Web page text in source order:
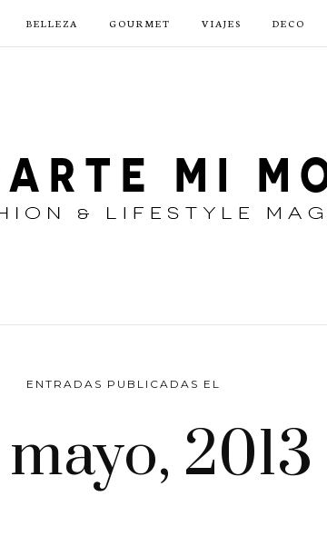
BELLEZA GOURMET VIAJES DECO
ENTRADAS PUBLICADAS EL
2013